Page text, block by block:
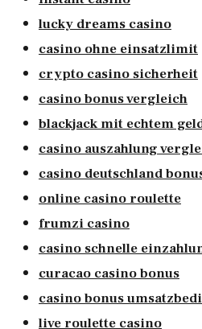
lucky dreams casino
casino ohne einsatzlimit
crypto casino sicherheit
casino bonus vergleich
blackjack mit echtem
casino auszahlung
casino deutschland
online casino roulette
frumzi casino
casino schnelle
curacao casino bonus
casino bonus
live roulette casino